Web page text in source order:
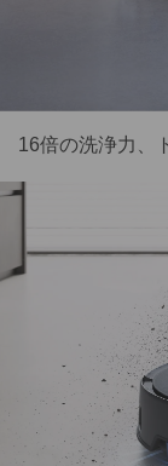
16倍の洗浄力、